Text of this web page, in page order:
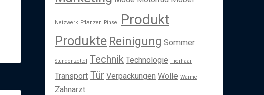
Netzwerk Pflanzen Pinsel Produkt
Produkte Reinigung Sommer
Stundenzettel Technik Technologie Tierhaar
Transport Tür Verpackungen Wolle Wärme
Zahnarzt